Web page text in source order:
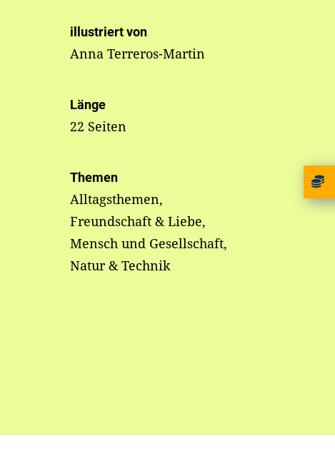
illustriert von
Anna Terreros-Martin
Länge
22 Seiten
Themen
Alltagsthemen,
Freundschaft & Liebe,
Mensch und Gesellschaft,
Natur & Technik